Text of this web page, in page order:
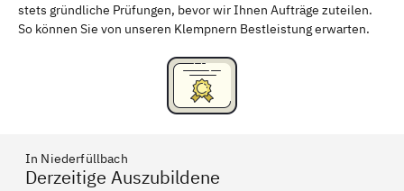
stets gründliche Prüfungen, bevor wir Ihnen Aufträge zuteilen.
So können Sie von unseren Klempnern Bestleistung erwarten.
In Niederfüllbach
Derzeitige Auszubildene